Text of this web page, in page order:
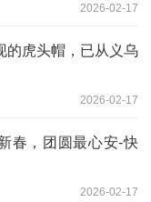
2026-02-17
的虎头帽，已从义乌
2026-02-17
春，团圆最心安-快
2026-02-17